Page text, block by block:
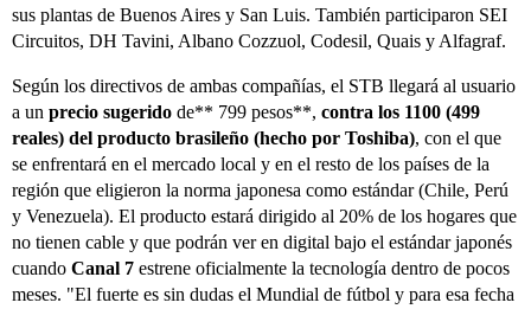
sus plantas de Buenos Aires y San Luis. También participaron SEI
Circuitos, DH Tavini, Albano Cozzuol, Codesil, Quais y Alfagraf.
Según los directivos de ambas compañías, el STB llegará al usuario
a un precio sugerido de** 799 pesos**, contra los 1100 (499
reales) del producto brasileño (hecho por Toshiba), con el que
se enfrentará en el mercado local y en el resto de los países de la
región que eligieron la norma japonesa como estándar (Chile, Perú
y Venezuela). El producto estará dirigido al 20% de los hogares que
no tienen cable y que podrán ver en digital bajo el estándar japonés
cuando Canal 7 estrene oficialmente la tecnología dentro de pocos
meses. "El fuerte es sin dudas el Mundial de fútbol y para esa fecha